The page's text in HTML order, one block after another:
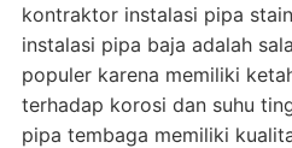
kontraktor instalasi pipa
instalasi pipa baja adalah
populer karena memiliki
terhadap korosi dan suhu
pipa tembaga memiliki